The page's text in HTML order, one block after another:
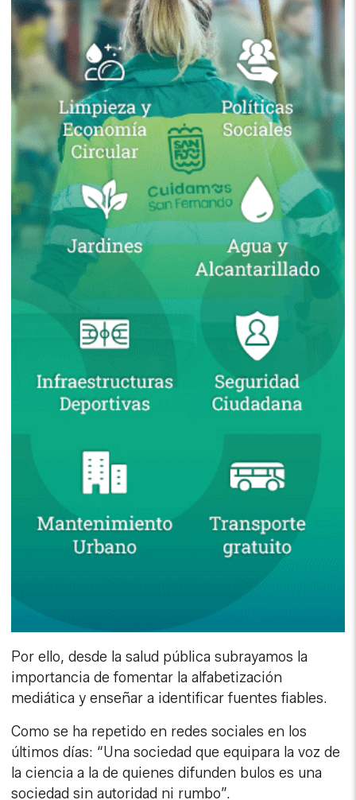
Por ello, desde la salud pública subrayamos la
importancia de fomentar la alfabetización
mediática y enseñar a identificar fuentes fiables.
Como se ha repetido en redes sociales en los
últimos días: “Una sociedad que equipara la voz de
la ciencia a la de quienes difunden bulos es una
sociedad sin autoridad ni rumbo”.